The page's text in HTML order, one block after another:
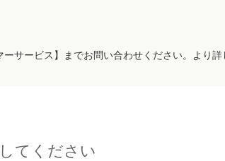
サービス】までお問い合わせください。より
てください